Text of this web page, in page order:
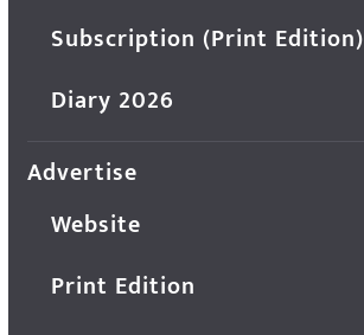
Subscription (Print Edition)
Diary 2026
Advertise
Website
Print Edition